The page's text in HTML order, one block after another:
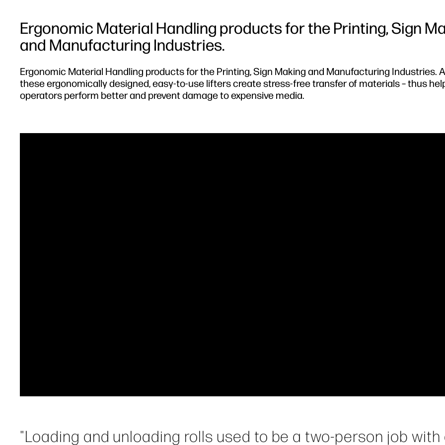
Ergonomic Material Handling products for the Printing, Sign
and Manufacturing Industries.
Ergonomic Material Handling products for the Printing, Sign Making and Manufacturing Industries.
these ergonomically designed, easy-to-use lifters create stress-free transfer of materials – thus
operators perform better and prevent damage to expensive media.
"Loading and unloading rolls used to be a two-person job with